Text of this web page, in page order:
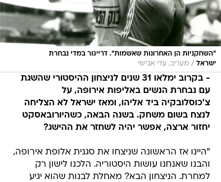
"השחקניות הן האחרונות שאשמות". דרייגור במדי נבחרת
ישראל / מעריב, עדי אבישי
- בקרוב ימלאו 31 שנים לניצחון ההיסטורי שהשגת
עם נבחרת הנשים באליפות אירופה, על
צ'כוסלובקיה ביד אליהו, ומאז ישראל לא הצליחה
לנצח בשום משחק. בשנה הבאה, כשהיורובאסקט
יחזור ארצה, אפשר יהיה לשחזר את ההישג?
"היינו אז הראשונה שניצחו את סגנית אלופת אירופה,
והבנו שאנחנו עושות היסטוריה. הלכנו לישון רק
למחרת. הניצחון הבא? מאחלת לבנות שהוא יגיע